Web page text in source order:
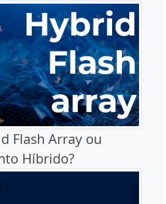
Flash Array ou
Híbrido?